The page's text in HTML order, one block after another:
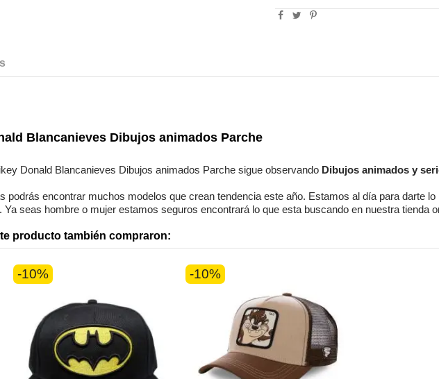
Blancanieves Dibujos animados Parche
Donald Blancanieves Dibujos animados Parche sigue observando Dibujos animados y
podrás encontrar muchos modelos que crean tendencia este año. Estamos al día para darte
Ya seas hombre o mujer estamos seguros encontrará lo que esta buscando en nuestra tienda
producto también compraron:
-10% -10%